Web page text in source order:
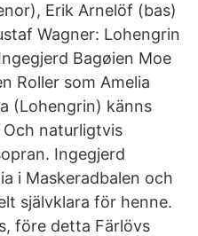
Erik Arnelöf (bas)
Wagner: Lohengrin
Bagøien Moe
Roller som Amelia
(Lohengrin) känns
naturligtvis
Ingegjerd
i Maskeradbalen och
självklara för henne.
före detta Färlövs